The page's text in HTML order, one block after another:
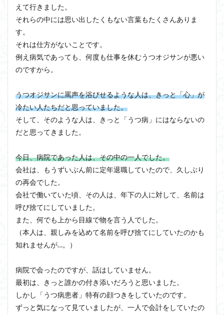
えて行きました。
それらの中には思い出したくもない言葉もたくさんありま
す。
それは仕方がないことです。
例え病気であっても、何度も仕事を休むうつオジサンが悪い
のですから。
うつオジサンに罵声を浴びせるような人は、きっと「心」が
冷たい人たちだと思っていました。
そして、そのような人は、きっと「うつ病」にはならないの
だと思ってきました。
今日、病院であった人は、その中の一人でした。
会社は、もうずいぶん前に定年退職していたので、久しぶり
の再会でした。
会社で働いていた頃、その人は、年下の人に対して、名前は
呼び捨てにしていました。
また、何でも上から目線で物を言う人でした。
（本人は、親しみを込めて名前を呼び捨てにしていたのかも
知れませんが…。）
病院で会ったのですが、話はしていません。
最初は、きっと誰かの付き添いだろうと思いました。
しかし「うつ病患者」特有の顔つきをしていたのです。
ずっと気になって見ていましたが、一人で会計をしていたの